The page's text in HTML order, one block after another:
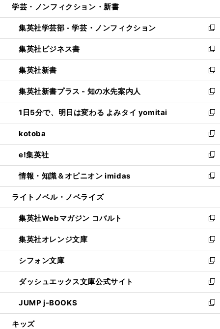
開
く
ウ
で
開
く
ン
ド
ウ
で
開
く
ウ
ィ
ン
ド
ウ
で
開
く
学芸・ノンフィクション・新書
集英社学芸部 - 学芸・ノンフィクション
新
し
い
ウ
ィ
ン
ド
ウ
で
開
く
集英社ビジネス書
新
し
い
ウ
ィ
ン
ド
ウ
で
開
く
集英社新書
新
し
い
ウ
ィ
ン
ド
ウ
で
開
く
集英社新書プラス - 知の水先案内人
新
し
い
ウ
ィ
ン
ド
ウ
で
開
1日5分で、明日は変わる よみタイ yomitai
新
し
い
ウ
ィ
ン
ド
ウ
開
く
kotoba
新
し
い
ウ
ィ
ン
ウ
で
開
く
e!集英社
新
し
い
ウ
ン
ド
ウ
で
開
く
情報・知識＆オピニオン imidas
新
し
ウ
ィ
ン
ド
ウ
で
開
く
ライトノベル・ノベライズ
集英社Webマガジン コバルト
新
し
い
ウ
ィ
ン
ド
ウ
で
開
集英社オレンジ文庫
新
し
い
ウ
ィ
ン
ド
ウ
シフォン文庫
新
し
い
ウ
ィ
ン
ダッシュエックス文庫公式サイト
新
し
い
ウ
JUMP j-BOOKS
新
し
キッズ